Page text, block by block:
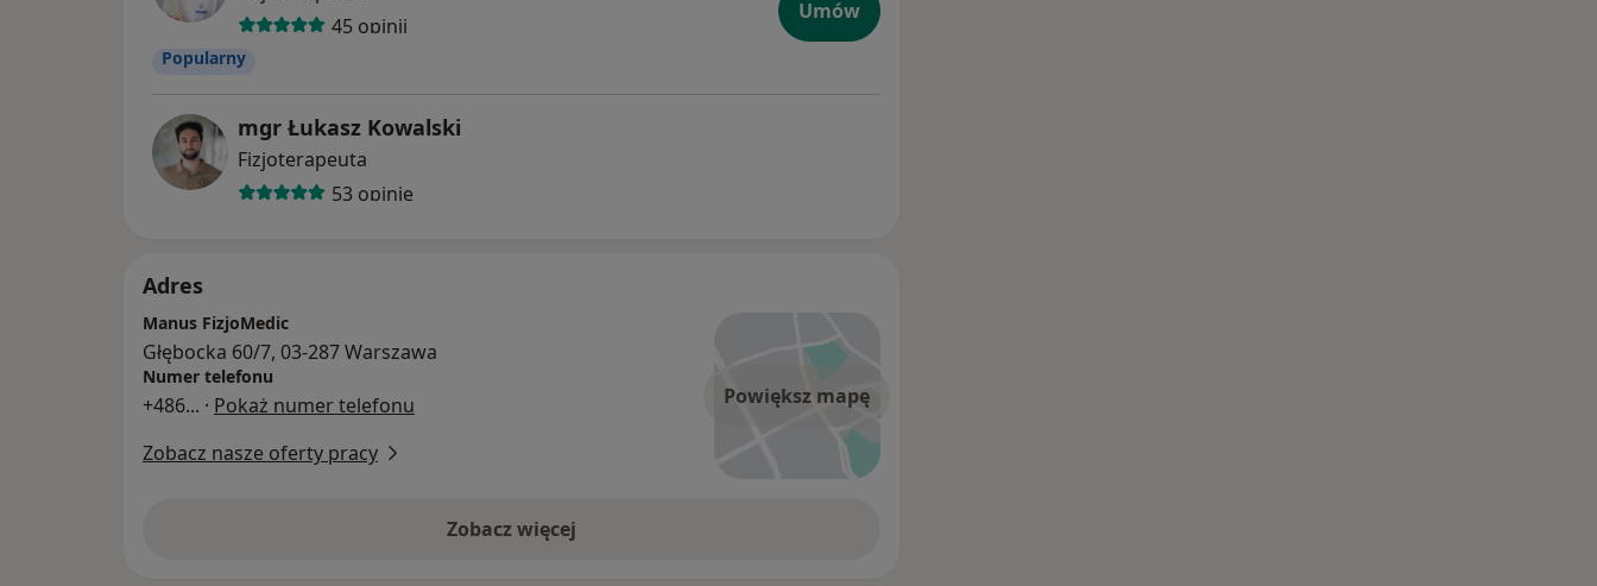
45 opinii
Popularny
Umów
mgr Łukasz Kowalski
Fizjoterapeuta
53 opinie
Adres
Powiększ mapę
Manus FizjoMedic
Głębocka 60/7, 03-287 Warszawa
Numer telefonu
+486... · Pokaż numer telefonu
Zobacz nasze oferty pracy
Zobacz więcej